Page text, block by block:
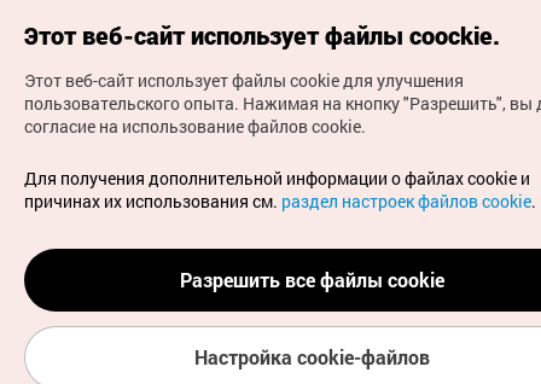
(с) Национальная организация туризма Кореи Все
права защищены
Для извещения об ошибках и проблемах, связанных с
работой веб-сайта, направляйте ваши запросы на
официальный адрес электронной почты
russian@knto.or.kr
Этот веб-сайт использует файлы coockie.
Этот веб-сайт использует файлы cookie для улучшения
пользовательского опыта. Нажимая на кнопку "Разрешить", вы
согласие на использование файлов cookie.
Для получения дополнительной информации о файлах cookie и
причинах их использования см. раздел настроек файлов cookie.
Разрешить все файлы cookie
Настройка cookie-файлов